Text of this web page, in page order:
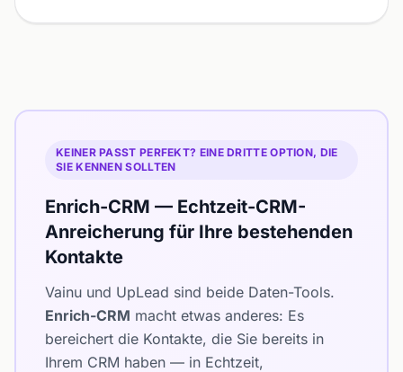
KEINER PASST PERFEKT? EINE DRITTE OPTION, DIE
SIE KENNEN SOLLTEN
Enrich-CRM — Echtzeit-CRM-
Anreicherung für Ihre bestehenden
Kontakte
Vainu und UpLead sind beide Daten-Tools.
Enrich-CRM macht etwas anderes: Es
bereichert die Kontakte, die Sie bereits in
Ihrem CRM haben — in Echtzeit,